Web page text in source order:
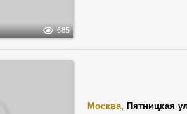
685
Москва, Пятницкая